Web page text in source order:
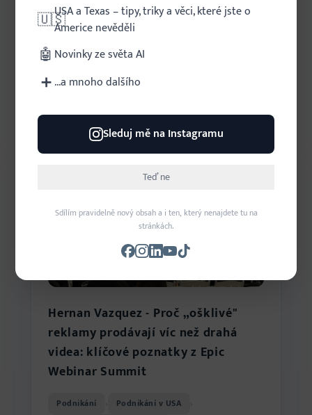
Epic Webinar Summit 2026
Nedávno jsem se zúčastnil konference Epic
Webinar Summit, kde vystoupily dvě speakerky –
Wei Shing Chen a Camila Markson – s
přednáškou o tom, jak proměnit Instagram a
podnikatel a programátor
23. 2. 2026
Hernan Vazquez - Proč „ošklivé"
reklamy prodávají víc než drahá
videa: klíčové poznatky z Epic
Webinar Summit
Podnikání Podnikání v USA
🇺🇸USA a Texas – tipy, triky a věci, které jste o
Americe nevěděli
🤖 Novinky ze světa AI
➕...a mnoho dalšího
Sleduj mě na Instagramu
Teď ne
Sdílím pravidelně nový obsah a i ten, který nenajdete tu na
stránkách.